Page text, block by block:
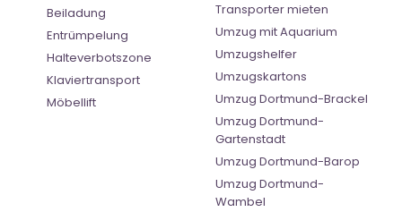
Beiladung
Entrümpelung
Halteverbotszone
Klaviertransport
Möbellift
Transporter mieten
Umzug mit Aquarium
Umzugshelfer
Umzugskartons
Umzug Dortmund-Brackel
Umzug Dortmund-
Gartenstadt
Umzug Dortmund-Barop
Umzug Dortmund-
Wambel